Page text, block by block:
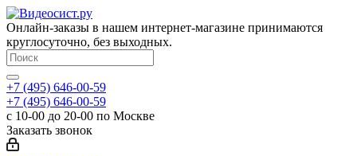
Онлайн-заказы в нашем интернет-магазине принимаются
круглосуточно, без выходных.
+7 (495) 646-00-59
+7 (495) 646-00-59
с 10-00 до 20-00 по Москве
Заказать звонок